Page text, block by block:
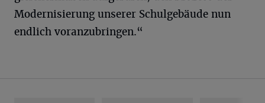
Modernisierung unserer Schulgebäude nun
endlich voranzubringen.“